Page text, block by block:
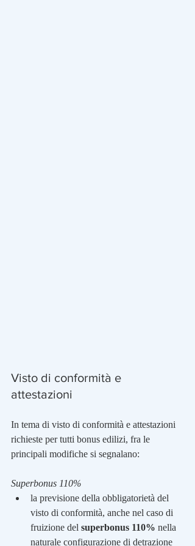
Visto di conformità e
attestazioni
In tema di visto di conformità e attestazioni
richieste per tutti bonus edilizi, fra le
principali modifiche si segnalano:
Superbonus 110%
la previsione della obbligatorietà del
visto di conformità, anche nel caso di
fruizione del superbonus 110% nella
naturale configurazione di detrazione